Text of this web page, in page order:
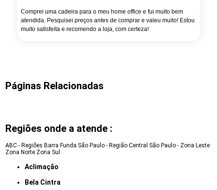
Comprei uma cadeira para o meu home office e fui muito bem
atendida. Pesquisei preços antes de comprar e valeu muito! Estou
muito satisfeita e recomendo a loja, com certeza!
Páginas Relacionadas
Regiões onde a atende :
ABC - Regiões Barra Funda São Paulo - Região Central São Paulo - Zona Leste
Zona Norte Zona Sul
Aclimação
Bela Cintra